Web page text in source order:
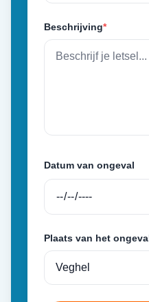
Beschrijving*
Datum van ongeval
Plaats van het